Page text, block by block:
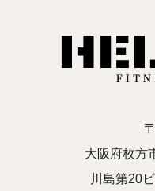
大阪府枚方
川島第20